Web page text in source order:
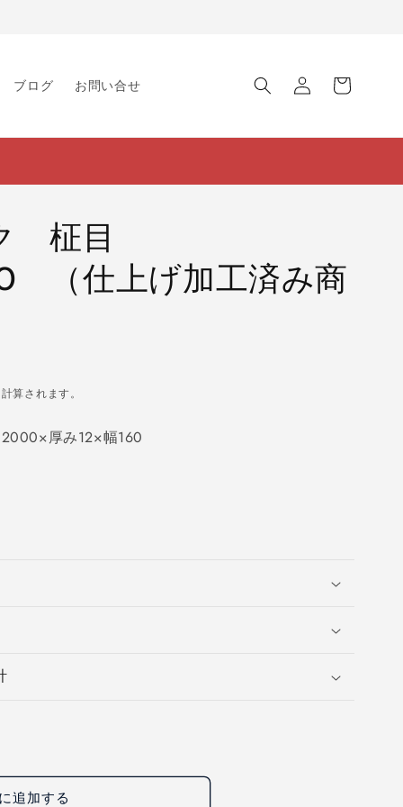
ブログ お問い合せ
グ
イ
ー
柾目
（仕上げ加工済み商
算されます。
厚み12×幅160
追加する